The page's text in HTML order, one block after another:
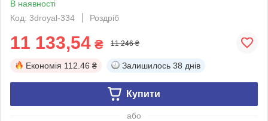
В наявності
Код: 3droyal-334
Роздріб
11 133,54 ₴ 11 246 ₴
Економія 112.46 ₴ Залишилось 38 днів
Купити
або